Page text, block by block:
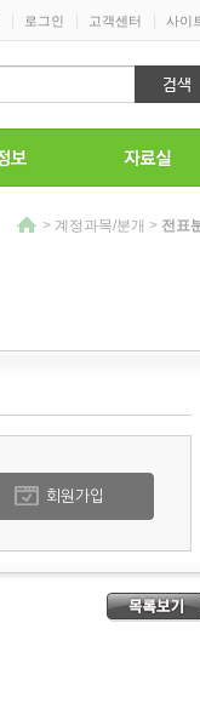
로그인 고객센터 사이
> 계정과목/분개 > 전표
회원가입